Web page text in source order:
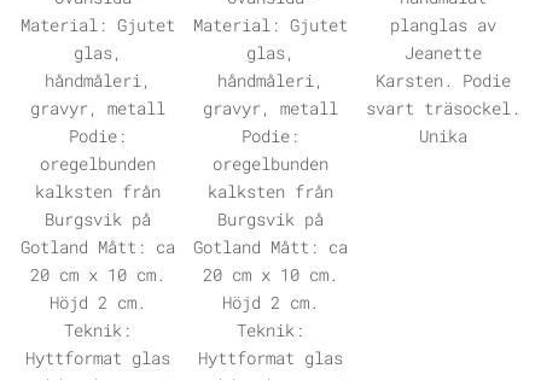
ÖPPNA GALLERI ÖPPNA GALLERI